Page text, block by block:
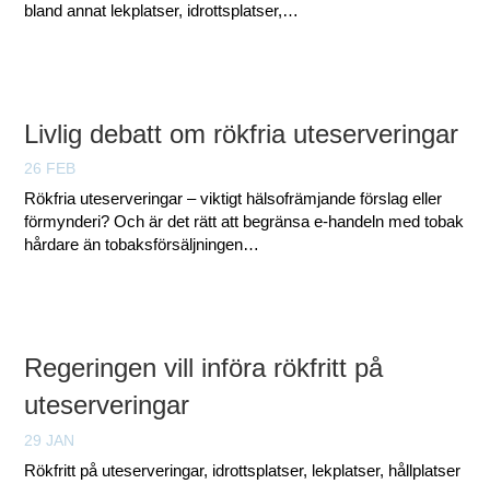
bland annat lekplatser, idrottsplatser,…
Livlig debatt om rökfria uteserveringar
26 FEB
Rökfria uteserveringar – viktigt hälsofrämjande förslag eller
förmynderi? Och är det rätt att begränsa e-handeln med tobak
hårdare än tobaksförsäljningen…
Regeringen vill införa rökfritt på
uteserveringar
29 JAN
Rökfritt på uteserveringar, idrottsplatser, lekplatser, hållplatser